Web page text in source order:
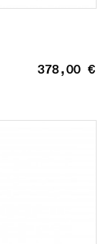
378,00 €